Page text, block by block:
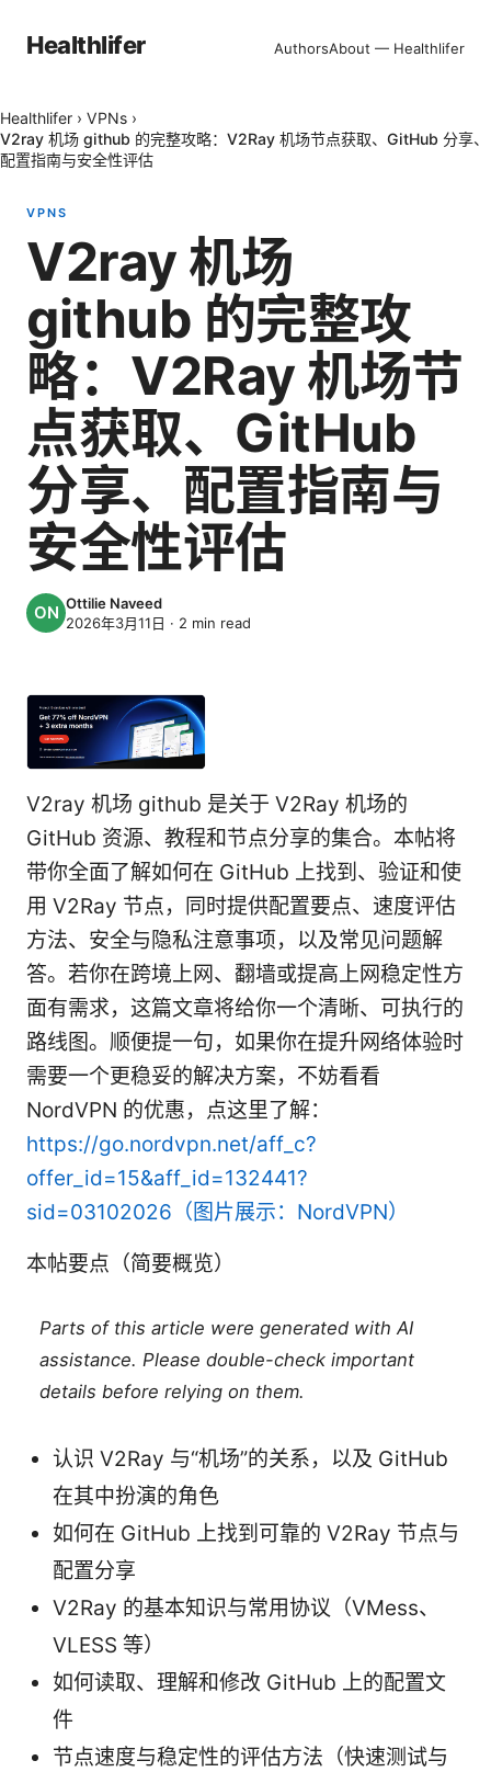
Healthlifer AuthorsAbout — Healthlifer
Healthlifer › VPNs ›
V2ray 机场 github 的完整攻略：V2Ray 机场节点获取、GitHub 分享、
配置指南与安全性评估
VPNS
V2ray 机场
github 的完整攻
略：V2Ray 机场节
点获取、GitHub
分享、配置指南与
安全性评估
Ottilie Naveed
2026年3月11日 · 2 min read
V2ray 机场 github 是关于 V2Ray 机场的
GitHub 资源、教程和节点分享的集合。本帖将
带你全面了解如何在 GitHub 上找到、验证和使
用 V2Ray 节点，同时提供配置要点、速度评估
方法、安全与隐私注意事项，以及常见问题解
答。若你在跨境上网、翻墙或提高上网稳定性方
面有需求，这篇文章将给你一个清晰、可执行的
路线图。顺便提一句，如果你在提升网络体验时
需要一个更稳妥的解决方案，不妨看看
NordVPN 的优惠，点这里了解：
https://go.nordvpn.net/aff_c?
offer_id=15&aff_id=132441?
sid=03102026（图片展示：NordVPN）
本帖要点（简要概览）
Parts of this article were generated with AI
assistance. Please double-check important
details before relying on them.
认识 V2Ray 与“机场”的关系，以及 GitHub
在其中扮演的角色
如何在 GitHub 上找到可靠的 V2Ray 节点与
配置分享
V2Ray 的基本知识与常用协议（VMess、
VLESS 等）
如何读取、理解和修改 GitHub 上的配置文
件
节点速度与稳定性的评估方法（快速测试与